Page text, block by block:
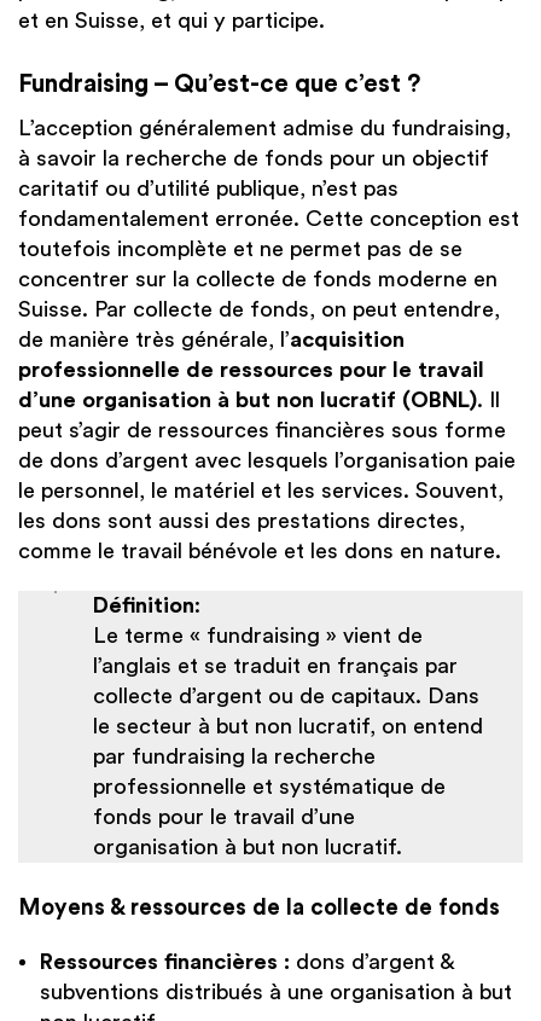
et en Suisse, et qui y participe.
Fundraising – Qu’est-ce que c’est ?
L’acception généralement admise du fundraising,
à savoir la recherche de fonds pour un objectif
caritatif ou d’utilité publique, n’est pas
fondamentalement erronée. Cette conception est
toutefois incomplète et ne permet pas de se
concentrer sur la collecte de fonds moderne en
Suisse. Par collecte de fonds, on peut entendre,
de manière très générale, l’acquisition
professionnelle de ressources pour le travail
d’une organisation à but non lucratif (OBNL). Il
peut s’agir de ressources financières sous forme
de dons d’argent avec lesquels l’organisation paie
le personnel, le matériel et les services. Souvent,
les dons sont aussi des prestations directes,
comme le travail bénévole et les dons en nature.
Définition:
Le terme « fundraising » vient de
l’anglais et se traduit en français par
collecte d’argent ou de capitaux. Dans
le secteur à but non lucratif, on entend
par fundraising la recherche
professionnelle et systématique de
fonds pour le travail d’une
organisation à but non lucratif.
Moyens & ressources de la collecte de fonds
Ressources financières : dons d’argent &
subventions distribués à une organisation à but